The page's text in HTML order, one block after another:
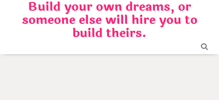
Build your own dreams, or
someone else will hire you to
build theirs.